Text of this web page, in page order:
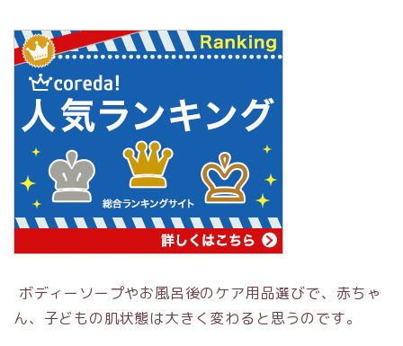
ボディーソープやお風呂後のケア用品選びで、赤ちゃ
ん、子どもの肌状態は大きく変わると思うのです。